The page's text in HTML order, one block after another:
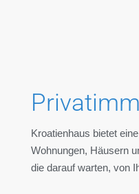
Kroatienhaus bietet
Wohnungen, Häusern
die darauf warten, von